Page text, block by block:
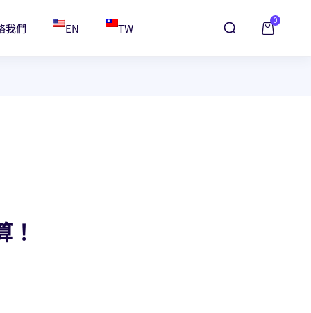
我們 EN TW
0
！